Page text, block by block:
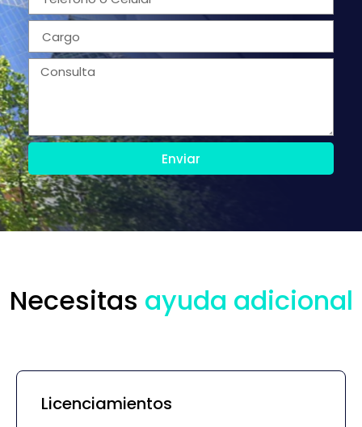
Enviar
Necesitas ayuda adicional
Licenciamientos